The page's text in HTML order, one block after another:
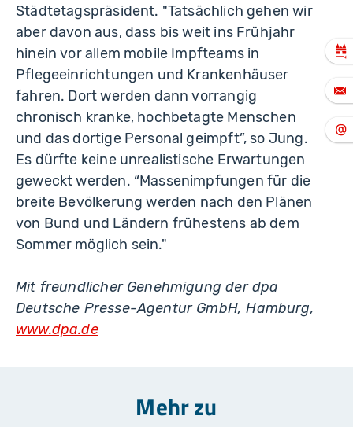
Städtetagspräsident. "Tatsächlich gehen wir
aber davon aus, dass bis weit ins Frühjahr
hinein vor allem mobile Impfteams in
Pflegeeinrichtungen und Krankenhäuser
fahren. Dort werden dann vorrangig
chronisch kranke, hochbetagte Menschen
und das dortige Personal geimpft”, so Jung.
Es dürfte keine unrealistische Erwartungen
geweckt werden. “Massenimpfungen für die
breite Bevölkerung werden nach den Plänen
von Bund und Ländern frühestens ab dem
Sommer möglich sein."
Mit freundlicher Genehmigung der dpa
Deutsche Presse-Agentur GmbH, Hamburg,
www.dpa.de
Mehr zu